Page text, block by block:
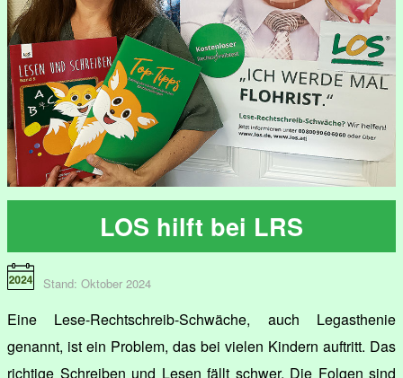
LOS hilft bei LRS
Stand: Oktober 2024
Eine Lese-Rechtschreib-Schwäche, auch Legasthenie
genannt, ist ein Problem, das bei vielen Kindern auftritt. Das
richtige Schreiben und Lesen fällt schwer. Die Folgen sind